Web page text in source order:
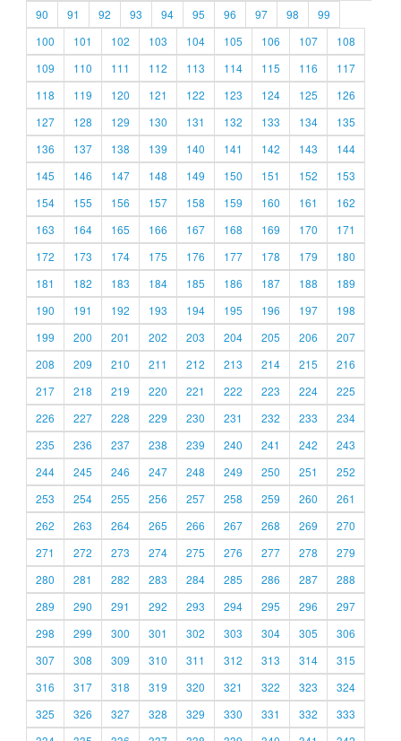
90
91 92 93 94 95 96 97 98
99
100
101 102 103 104 105 106 107
108
109
110 111 112 113 114 115 116
117
118
119 120 121 122 123 124 125
126
127
128 129 130 131 132 133 134
135
136
137 138 139 140 141 142 143
144
145
146 147 148 149 150 151 152
153
154
155 156 157 158 159 160 161
162
163
164 165 166 167 168 169 170
171
172
173 174 175 176 177 178 179
180
181
182 183 184 185 186 187 188
189
190
191 192 193 194 195 196 197
198
199
200 201 202 203 204 205 206
207
208
209 210 211 212 213 214 215
216
217
218 219 220 221 222 223 224
225
226
227 228 229 230 231 232 233
234
235
236 237 238 239 240 241 242
243
244
245 246 247 248 249 250 251
252
253
254 255 256 257 258 259 260
261
262
263 264 265 266 267 268 269
270
271
272 273 274 275 276 277 278
279
280
281 282 283 284 285 286 287
288
289
290 291 292 293 294 295 296
297
298
299 300 301 302 303 304 305
306
307
308 309 310 311 312 313 314
315
316
317 318 319 320 321 322 323
324
325
326 327 328 329 330 331 332
333